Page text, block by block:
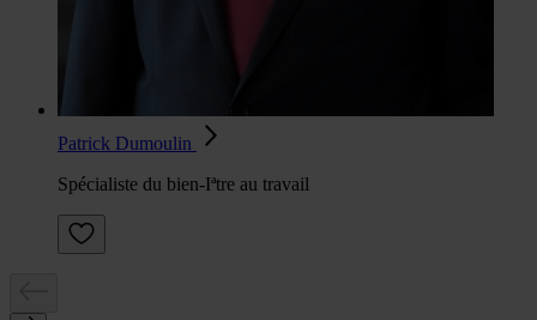
Patrick Dumoulin
Spécialiste du bien-Iªtre au travail